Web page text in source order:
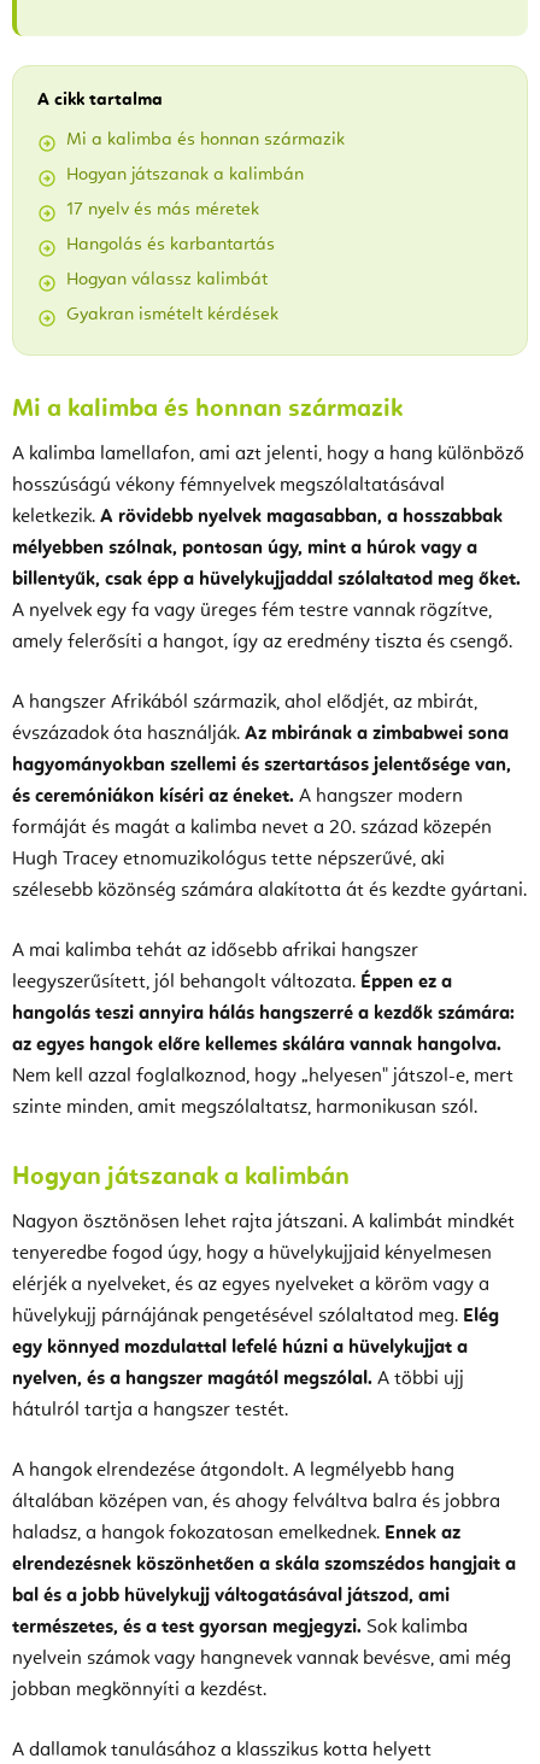
A cikk tartalma
Mi a kalimba és honnan származik
Hogyan játszanak a kalimbán
17 nyelv és más méretek
Hangolás és karbantartás
Hogyan válassz kalimbát
Gyakran ismételt kérdések
Mi a kalimba és honnan származik
A kalimba lamellafon, ami azt jelenti, hogy a hang különböző
hosszúságú vékony fémnyelvek megszólaltatásával
keletkezik. A rövidebb nyelvek magasabban, a hosszabbak
mélyebben szólnak, pontosan úgy, mint a húrok vagy a
billentyűk, csak épp a hüvelykujjaddal szólaltatod meg őket.
A nyelvek egy fa vagy üreges fém testre vannak rögzítve,
amely felerősíti a hangot, így az eredmény tiszta és csengő.
A hangszer Afrikából származik, ahol elődjét, az mbirát,
évszázadok óta használják. Az mbirának a zimbabwei sona
hagyományokban szellemi és szertartásos jelentősége van,
és ceremóniákon kíséri az éneket. A hangszer modern
formáját és magát a kalimba nevet a 20. század közepén
Hugh Tracey etnomuzikológus tette népszerűvé, aki
szélesebb közönség számára alakította át és kezdte gyártani.
A mai kalimba tehát az idősebb afrikai hangszer
leegyszerűsített, jól behangolt változata. Éppen ez a
hangolás teszi annyira hálás hangszerré a kezdők számára:
az egyes hangok előre kellemes skálára vannak hangolva.
Nem kell azzal foglalkoznod, hogy „helyesen" játszol-e, mert
szinte minden, amit megszólaltatsz, harmonikusan szól.
Hogyan játszanak a kalimbán
Nagyon ösztönösen lehet rajta játszani. A kalimbát mindkét
tenyeredbe fogod úgy, hogy a hüvelykujjaid kényelmesen
elérjék a nyelveket, és az egyes nyelveket a köröm vagy a
hüvelykujj párnájának pengetésével szólaltatod meg. Elég
egy könnyed mozdulattal lefelé húzni a hüvelykujjat a
nyelven, és a hangszer magától megszólal. A többi ujj
hátulról tartja a hangszer testét.
A hangok elrendezése átgondolt. A legmélyebb hang
általában középen van, és ahogy felváltva balra és jobbra
haladsz, a hangok fokozatosan emelkednek. Ennek az
elrendezésnek köszönhetően a skála szomszédos hangjait a
bal és a jobb hüvelykujj váltogatásával játszod, ami
természetes, és a test gyorsan megjegyzi. Sok kalimba
nyelvein számok vagy hangnevek vannak bevésve, ami még
jobban megkönnyíti a kezdést.
A dallamok tanulásához a klasszikus kotta helyett